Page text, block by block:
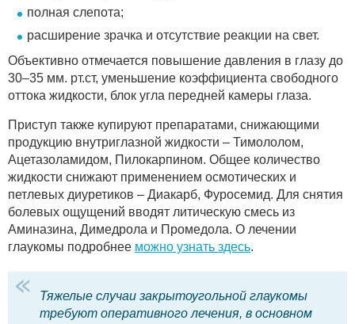
полная слепота;
расширение зрачка и отсутствие реакции на свет.
Объективно отмечается повышение давления в глазу до
30–35 мм. рт.ст, уменьшение коэффициента свободного
оттока жидкости, блок угла передней камеры глаза.
Приступ также купируют препаратами, снижающими
продукцию внутриглазной жидкости – Тимололом,
Ацетазоламидом, Пилокарпином. Общее количество
жидкости снижают применением осмотических и
петлевых диуретиков – Диакарб, Фуросемид. Для снятия
болевых ощущений вводят литическую смесь из
Аминазина, Димедрола и Промедола. О лечении
глаукомы подробнее можно узнать здесь.
Тяжелые случаи закрытоугольной глаукомы
требуют оперативного лечения, в основном